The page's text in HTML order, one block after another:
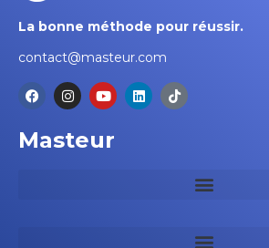
La bonne méthode pour réussir.
contact@masteur.com
Masteur